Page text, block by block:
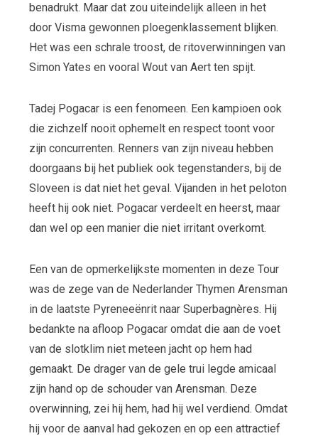
benadrukt. Maar dat zou uiteindelijk alleen in het
door Visma gewonnen ploegenklassement blijken.
Het was een schrale troost, de ritoverwinningen van
Simon Yates en vooral Wout van Aert ten spijt.
Tadej Pogacar is een fenomeen. Een kampioen ook
die zichzelf nooit ophemelt en respect toont voor
zijn concurrenten. Renners van zijn niveau hebben
doorgaans bij het publiek ook tegenstanders, bij de
Sloveen is dat niet het geval. Vijanden in het peloton
heeft hij ook niet. Pogacar verdeelt en heerst, maar
dan wel op een manier die niet irritant overkomt.
Een van de opmerkelijkste momenten in deze Tour
was de zege van de Nederlander Thymen Arensman
in de laatste Pyreneeënrit naar Superbagnères. Hij
bedankte na afloop Pogacar omdat die aan de voet
van de slotklim niet meteen jacht op hem had
gemaakt. De drager van de gele trui legde amicaal
zijn hand op de schouder van Arensman. Deze
overwinning, zei hij hem, had hij wel verdiend. Omdat
hij voor de aanval had gekozen en op een attractief